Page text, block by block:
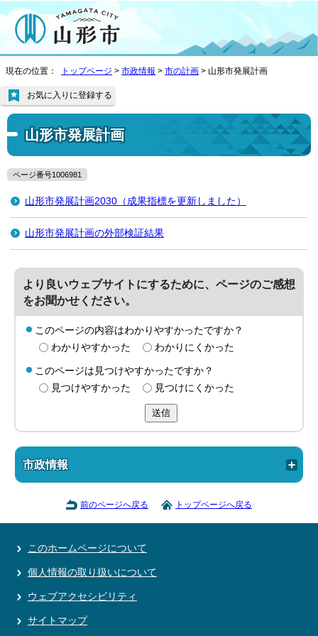
現在の位置： トップページ > 市政情報 > 市の計画 > 山形市発展計画
山形市発展計画
お気に入りに登録する
ページ番号1006981
山形市発展計画2030（成果指標を更新しました）
山形市発展計画の外部検証結果
より良いウェブサイトにするために、ページのご感想
をお聞かせください。
このページの内容はわかりやすかったですか？
わかりやすかった
わかりにくかった
このページは見つけやすかったですか？
見つけやすかった
見つけにくかった
送信
市政情報
前のページへ戻る トップページへ戻る
このホームページについて
個人情報の取り扱いについて
ウェブアクセシビリティ
サイトマップ